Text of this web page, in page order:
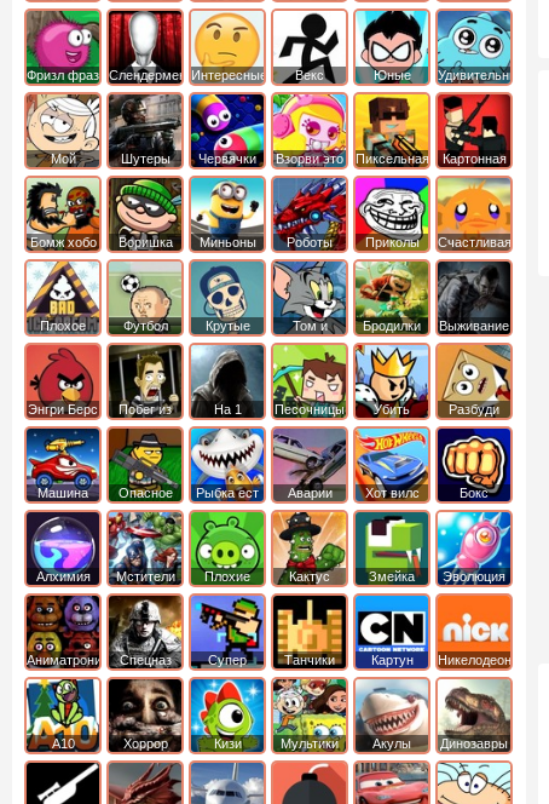
Шон
Сандали
Свомпи
Вилли
Фризл фраз Слендермен Интересные Векс
Юные
титаны
вперед
Удивительный
мир
Гамбола
Мой
шумный
дом
Шутеры Червячки Взорви это
Пиксельная
война
Картонная
башка
Бомж хобо
Воришка
боб
Миньоны
Роботы
динозавры
Приколы
Счастливая
обезьянка
Плохое
мороженое
Футбол
головами
Крутые
Том и
джерри
Бродилки
Приключения
Выживание
Энгри Берс
Побег из
тюрьмы
На 1 Песочницы
Убить
короля
Разбуди
коробку
Машина
ест
машину
Опасное
оружие
Рыбка ест
рыбку
Аварии
машин
Хот вилс Бокс
Алхимия Мстители
Плохие
свинки
Кактус
маккой
Змейка Эволюция
Аниматроники Спецназ
Супер
бойцы
Танчики
Картун
нетворк
Никелодеон
А10 Хоррор Кизи Мультики Акулы Динозавры